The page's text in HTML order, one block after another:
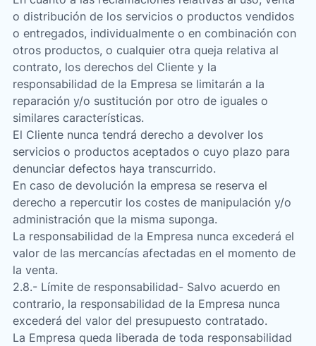
o distribución de los servicios o productos vendidos
o entregados, individualmente o en combinación con
otros productos, o cualquier otra queja relativa al
contrato, los derechos del Cliente y la
responsabilidad de la Empresa se limitarán a la
reparación y/o sustitución por otro de iguales o
similares características.
El Cliente nunca tendrá derecho a devolver los
servicios o productos aceptados o cuyo plazo para
denunciar defectos haya transcurrido.
En caso de devolución la empresa se reserva el
derecho a repercutir los costes de manipulación y/o
administración que la misma suponga.
La responsabilidad de la Empresa nunca excederá el
valor de las mercancías afectadas en el momento de
la venta.
2.8.- Límite de responsabilidad- Salvo acuerdo en
contrario, la responsabilidad de la Empresa nunca
excederá del valor del presupuesto contratado.
La Empresa queda liberada de toda responsabilidad